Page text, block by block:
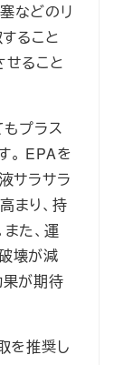
などのリ
ること
せること
プラス
。 EPAを
サラサラ
まり、持
た、運
壊が減
果が期待
を推奨し